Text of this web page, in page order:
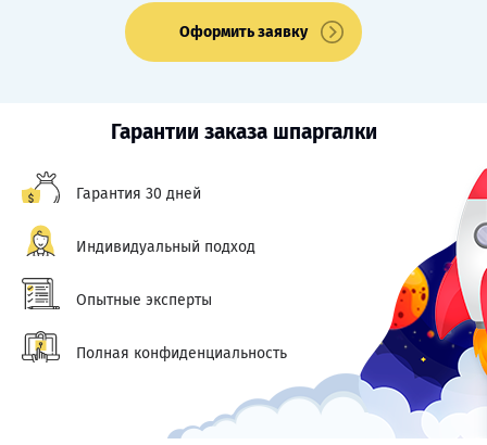
Оформить заявку
Гарантии заказа шпаргалки
Гарантия 30 дней
Индивидуальный подход
Опытные эксперты
Полная конфиденциальность